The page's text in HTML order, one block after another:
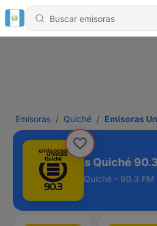
Emisoras Quiché Emisoras
Emisoras Unidas Quiché 90.3
Quiché - 90.3 FM